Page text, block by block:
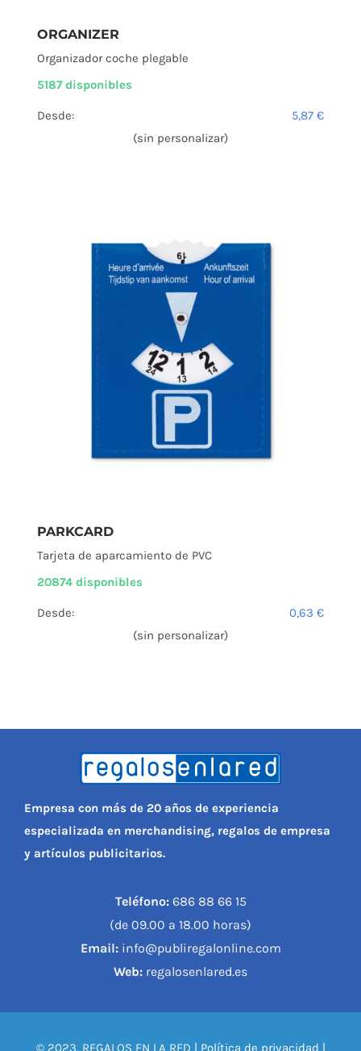
ORGANIZER
Organizador coche plegable
5187 disponibles
Desde: 5,87 €
(sin personalizar)
PARKCARD
Tarjeta de aparcamiento de PVC
20874 disponibles
Desde: 0,63 €
(sin personalizar)
Empresa con más de 20 años de experiencia
especializada en merchandising, regalos de empresa
y artículos publicitarios.
Teléfono:686 88 66 15
(de 09.00 a 18.00 horas)
Email:info@publiregalonline.com
Web: regalosenlared.es
© 2023, REGALOS EN LA RED | Política de privacidad |